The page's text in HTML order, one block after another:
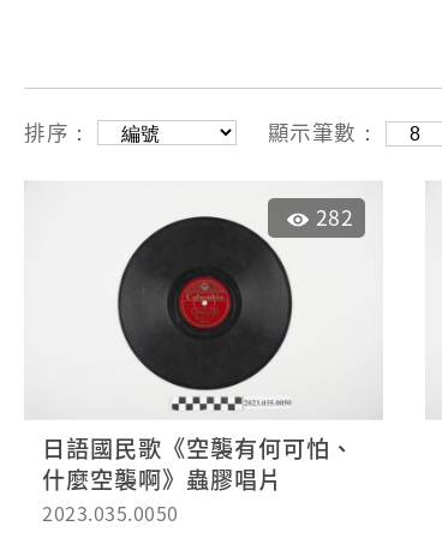
排序： 顯示筆數：
282
日語國民歌《空襲有何可怕、
什麼空襲啊》蟲膠唱片
2023.035.0050